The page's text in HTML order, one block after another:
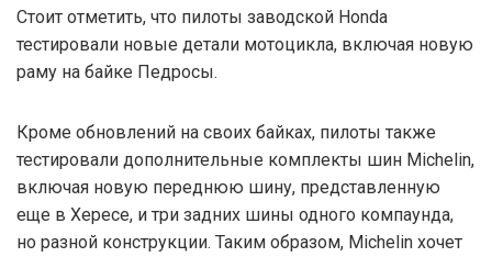
Стоит отметить, что пилоты заводской Honda
тестировали новые детали мотоцикла, включая новую
раму на байке Педросы.
Кроме обновлений на своих байках, пилоты также
тестировали дополнительные комплекты шин Michelin,
включая новую переднюю шину, представленную
еще в Хересе, и три задних шины одного компаунда,
но разной конструкции. Таким образом, Michelin хочет